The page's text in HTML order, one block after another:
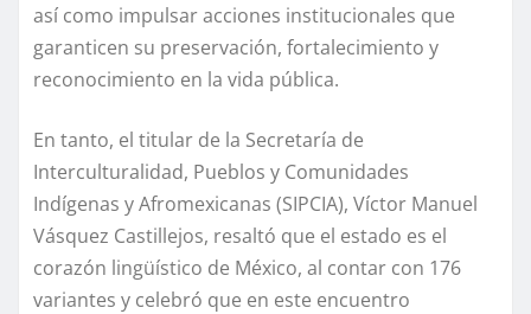
así como impulsar acciones institucionales que
garanticen su preservación, fortalecimiento y
reconocimiento en la vida pública.
En tanto, el titular de la Secretaría de
Interculturalidad, Pueblos y Comunidades
Indígenas y Afromexicanas (SIPCIA), Víctor Manuel
Vásquez Castillejos, resaltó que el estado es el
corazón lingüístico de México, al contar con 176
variantes y celebró que en este encuentro